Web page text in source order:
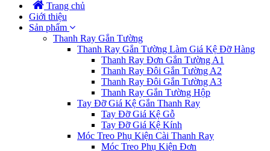
Trang chủ
Giới thiệu
Sản phẩm
Thanh Ray Gắn Tường
Thanh Ray Gắn Tường Làm Giá Kệ Đỡ Hàng
Thanh Ray Đơn Gắn Tường A1
Thanh Ray Đôi Gắn Tường A2
Thanh Ray Đôi Gắn Tường A3
Thanh Ray Gắn Tường Hộp
Tay Đỡ Giá Kệ Gắn Thanh Ray
Tay Đỡ Giá Kệ Gỗ
Tay Đỡ Giá Kệ Kính
Móc Treo Phụ Kiện Cài Thanh Ray
Móc Treo Phụ Kiện Đơn